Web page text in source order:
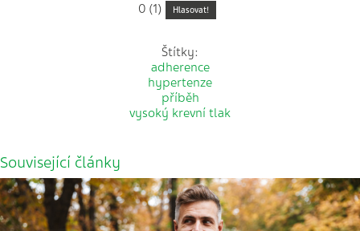
0 (1) Hlasovat!
Štítky:
adherence
hypertenze
příběh
vysoký krevní tlak
Související články